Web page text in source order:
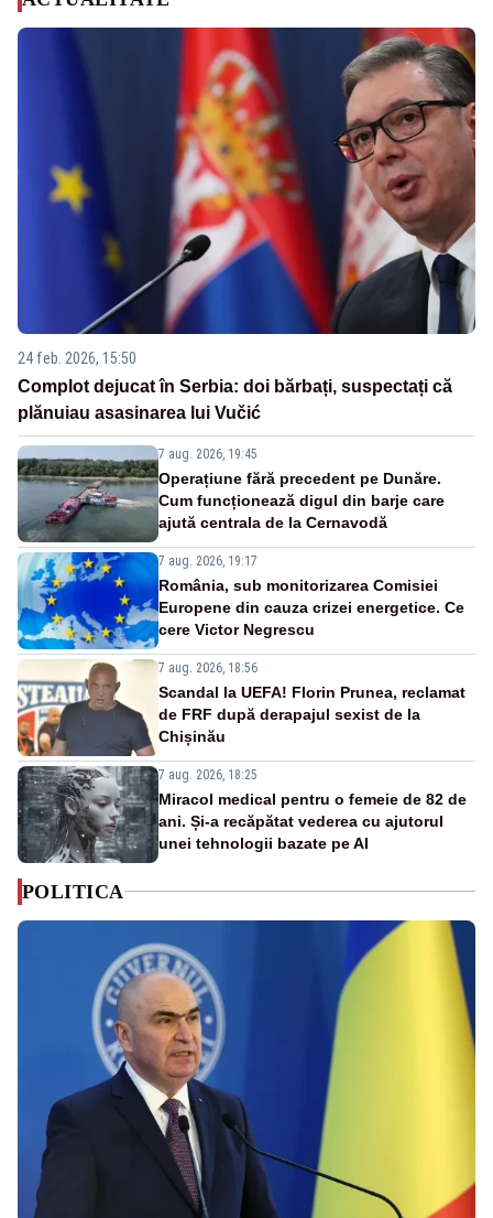
24 feb. 2026, 15:50
Complot dejucat în Serbia: doi bărbați, suspectați că
plănuiau asasinarea lui Vučić
7 aug. 2026, 19:45
Operațiune fără precedent pe Dunăre.
Cum funcționează digul din barje care
ajută centrala de la Cernavodă
7 aug. 2026, 19:17
România, sub monitorizarea Comisiei
Europene din cauza crizei energetice. Ce
cere Victor Negrescu
7 aug. 2026, 18:56
Scandal la UEFA! Florin Prunea, reclamat
de FRF după derapajul sexist de la
Chișinău
7 aug. 2026, 18:25
Miracol medical pentru o femeie de 82 de
ani. Și-a recăpătat vederea cu ajutorul
unei tehnologii bazate pe AI
POLITICA